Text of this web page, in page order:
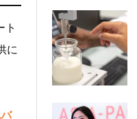
ト
に